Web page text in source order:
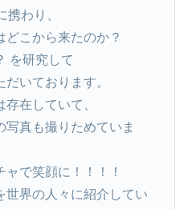
わり、
どこから来たのか？
を研究して
いております。
在していて、
真も撮りためていま
で笑顔に！！！！
世界の人々に紹介してい